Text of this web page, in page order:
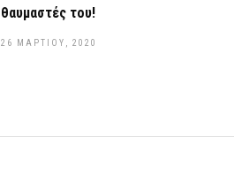
θαυμαστές του!
26 ΜΑΡΤΊΟΥ, 2020